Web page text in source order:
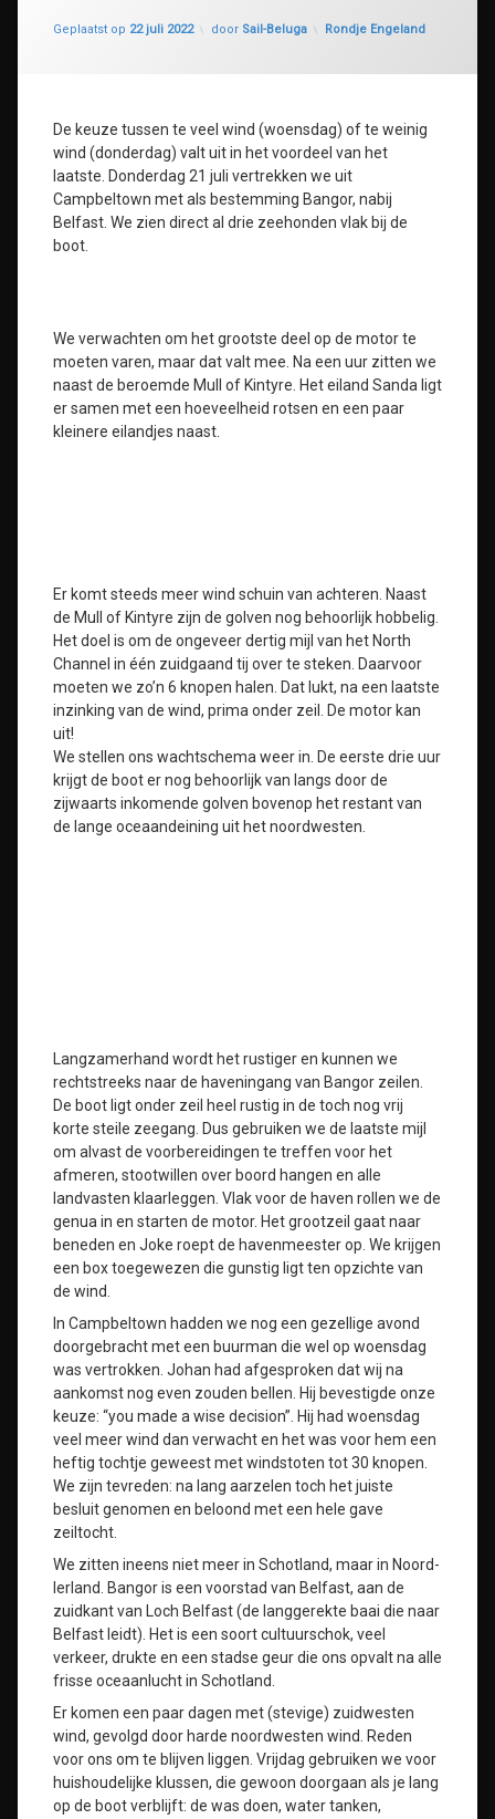
Geplaatst op 22 juli 2022
Geüpdatet op 25 juli 2022
door Sail-Beluga Categorieën:
Rondje Engeland
De keuze tussen te veel wind (woensdag) of te weinig
wind (donderdag) valt uit in het voordeel van het
laatste. Donderdag 21 juli vertrekken we uit
Campbeltown met als bestemming Bangor, nabij
Belfast. We zien direct al drie zeehonden vlak bij de
boot.
We verwachten om het grootste deel op de motor te
moeten varen, maar dat valt mee. Na een uur zitten we
naast de beroemde Mull of Kintyre. Het eiland Sanda ligt
er samen met een hoeveelheid rotsen en een paar
kleinere eilandjes naast.
Er komt steeds meer wind schuin van achteren. Naast
de Mull of Kintyre zijn de golven nog behoorlijk hobbelig.
Het doel is om de ongeveer dertig mijl van het North
Channel in één zuidgaand tij over te steken. Daarvoor
moeten we zo’n 6 knopen halen. Dat lukt, na een laatste
inzinking van de wind, prima onder zeil. De motor kan
uit!
We stellen ons wachtschema weer in. De eerste drie uur
krijgt de boot er nog behoorlijk van langs door de
zijwaarts inkomende golven bovenop het restant van
de lange oceaandeining uit het noordwesten.
Langzamerhand wordt het rustiger en kunnen we
rechtstreeks naar de haveningang van Bangor zeilen.
De boot ligt onder zeil heel rustig in de toch nog vrij
korte steile zeegang. Dus gebruiken we de laatste mijl
om alvast de voorbereidingen te treffen voor het
afmeren, stootwillen over boord hangen en alle
landvasten klaarleggen. Vlak voor de haven rollen we de
genua in en starten de motor. Het grootzeil gaat naar
beneden en Joke roept de havenmeester op. We krijgen
een box toegewezen die gunstig ligt ten opzichte van
de wind.
In Campbeltown hadden we nog een gezellige avond
doorgebracht met een buurman die wel op woensdag
was vertrokken. Johan had afgesproken dat wij na
aankomst nog even zouden bellen. Hij bevestigde onze
keuze: “you made a wise decision”. Hij had woensdag
veel meer wind dan verwacht en het was voor hem een
heftig tochtje geweest met windstoten tot 30 knopen.
We zijn tevreden: na lang aarzelen toch het juiste
besluit genomen en beloond met een hele gave
zeiltocht.
We zitten ineens niet meer in Schotland, maar in Noord-
Ierland. Bangor is een voorstad van Belfast, aan de
zuidkant van Loch Belfast (de langgerekte baai die naar
Belfast leidt). Het is een soort cultuurschok, veel
verkeer, drukte en een stadse geur die ons opvalt na alle
frisse oceaanlucht in Schotland.
Er komen een paar dagen met (stevige) zuidwesten
wind, gevolgd door harde noordwesten wind. Reden
voor ons om te blijven liggen. Vrijdag gebruiken we voor
huishoudelijke klussen, die gewoon doorgaan als je lang
op de boot verblijft: de was doen, water tanken,